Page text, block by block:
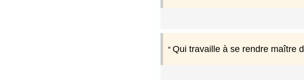
Qui travaille à se rendre maître